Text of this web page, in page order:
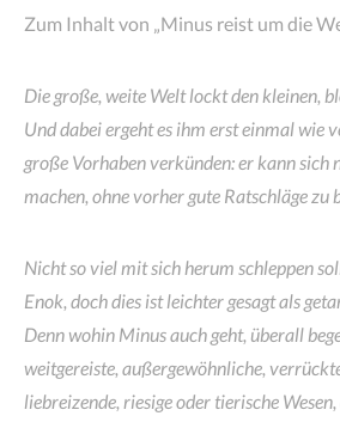
Zum Inhalt von „Minus reist um die
Die große, weite Welt lockt den kleinen,
Und dabei ergeht es ihm erst einmal wie
große Vorhaben verkünden: er kann sich
machen, ohne vorher gute Ratschläge zu
Nicht so viel mit sich herum schleppen
Enok, doch dies ist leichter gesagt als
Denn wohin Minus auch geht, überall
weitgereiste, außergewöhnliche,
liebreizende, riesige oder tierische